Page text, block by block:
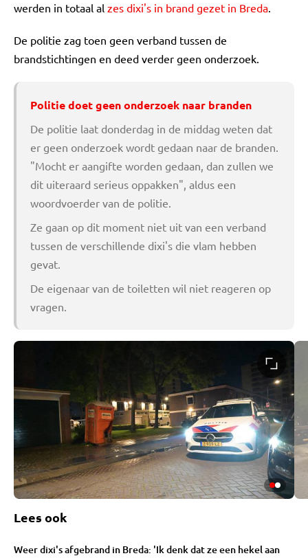
werden in totaal al zes dixi's in brand gezet in Breda.
De politie zag toen geen verband tussen de
brandstichtingen en deed verder geen onderzoek.
Politie doet geen onderzoek naar branden
De politie laat donderdag in de middag weten dat
er geen onderzoek wordt gedaan naar de branden.
"Mocht er aangifte worden gedaan, dan zullen we
dit uiteraard serieus oppakken", aldus een
woordvoerder van de politie.
Ze gaan op dit moment niet uit van een verband
tussen de verschillende dixi's die vlam hebben
gevat.
De eigenaar van de toiletten wil niet reageren op
vragen.
Lees ook
Weer dixi's afgebrand in Breda: 'Ik denk dat ze een hekel aan